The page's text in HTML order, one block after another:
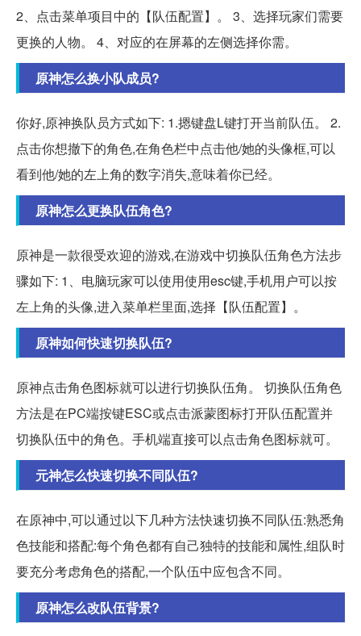
2、点击菜单项目中的【队伍配置】。 3、选择玩家们需要
更换的人物。 4、对应的在屏幕的左侧选择你需。
原神怎么换小队成员?
你好,原神换队员方式如下: 1.摁键盘L键打开当前队伍。 2.
点击你想撤下的角色,在角色栏中点击他/她的头像框,可以
看到他/她的左上角的数字消失,意味着你已经。
原神怎么更换队伍角色?
原神是一款很受欢迎的游戏,在游戏中切换队伍角色方法步
骤如下: 1、电脑玩家可以使用使用esc键,手机用户可以按
左上角的头像,进入菜单栏里面,选择【队伍配置】。
原神如何快速切换队伍?
原神点击角色图标就可以进行切换队伍角。 切换队伍角色
方法是在PC端按键ESC或点击派蒙图标打开队伍配置并
切换队伍中的角色。手机端直接可以点击角色图标就可。
元神怎么快速切换不同队伍?
在原神中,可以通过以下几种方法快速切换不同队伍:熟悉角
色技能和搭配:每个角色都有自己独特的技能和属性,组队时
要充分考虑角色的搭配,一个队伍中应包含不同。
原神怎么改队伍背景?